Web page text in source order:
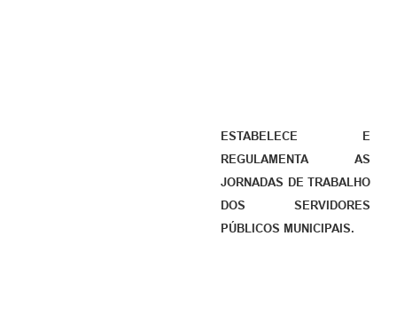
ESTABELECE E
REGULAMENTA AS
JORNADAS DE TRABALHO
DOS SERVIDORES
PÚBLICOS MUNICIPAIS.